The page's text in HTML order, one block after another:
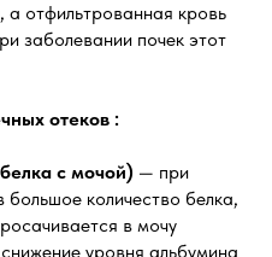
а отфильтрованная кровь
заболевании почек этот
отеков :
с мочой) — при
большое количество белка,
в мочу
уровня альбумина